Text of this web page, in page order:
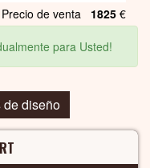
Precio de venta 1825 €
para Usted!
de diseño